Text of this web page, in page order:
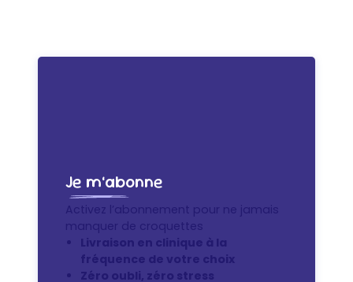
Je m’abonne
Activez l’abonnement pour ne jamais
manquer de croquettes
Livraison en clinique à la
fréquence de votre choix
Zéro oubli, zéro stress